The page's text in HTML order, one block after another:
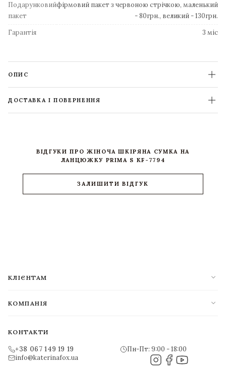
Подарунковий
пакет
фірмовий пакет з червоною стрічкою, маленький
- 80грн., великий - 130грн.
Гарантія
3 міс
ОПИС
ДОСТАВКА І ПОВЕРНЕННЯ
ВІДГУКИ ПРО ЖІНОЧА ШКІРЯНА СУМКА НА
ЛАНЦЮЖКУ PRIMA S KF-7794
ЗАЛИШИТИ ВІДГУК
КЛІЄНТАМ expand_more
КОМПАНІЯ expand_more
КОНТАКТИ
+38 067 149 19 19
info@katerinafox.ua
Пн-Пт: 9:00 - 18:00